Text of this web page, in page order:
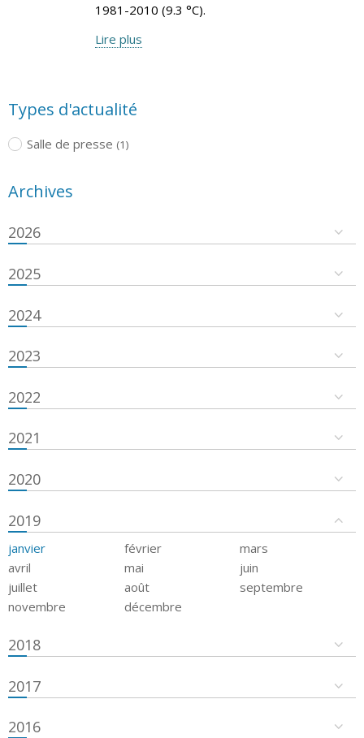
1981-2010 (9.3 °C).
Lire plus
Types d'actualité
Salle de presse (1)
Archives
2026
2025
2024
2023
2022
2021
2020
2019
janvier février
mars
avril
mai
juin
juillet
août
septembre
novembre
décembre
2018
2017
2016